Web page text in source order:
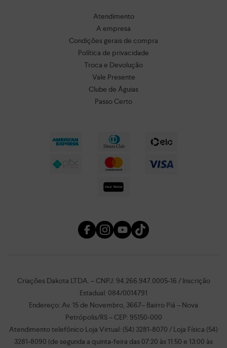
Atendimento
A empresa
Condições gerais de compra
Política de privacidade
Troca e Devolução
Vale Presente
Clube de Águias
Passo Certo
Criações Dakota LTDA. – CNPJ: 94.266.947.0005-16 / Inscrição
Estadual: 084/0014791
Endereço: Av. 15 de Novembro, 3667– Bairro Piá – Nova
Petrópolis/RS – CEP: 95150-000
Atendimento telefônico Loja Virtual: (54) 3281-8070 / Loja Física (54)
3281-8090 (de segunda a quinta-feira das 07:20 às 11:50 e 13:00 às